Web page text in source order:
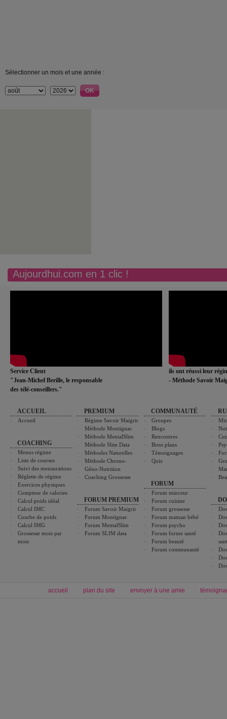
Sélectionner un mois et une année :
Aujourdhui.com en 1 clic !
Service Client
"Jean-Michel Berille, le responsable
des télé-conseillers."
ils ont réussi leur
- Méthode Savoir
ACCUEIL
Accueil
COACHING
Menus régime
Liste de courses
Suivi des mensurations
Réglette de régime
Exercices physiques
Compteur de calories
Calcul poids idéal
Calcul IMC
Courbe de poids
Calcul IMG
Grossesse mois par
mois
PREMIUM
Régime Savoir Maigrir
Méthode Montignac
Méthode MentalSlim
Méthode Slim Data
Méthodes Naturelles
Méthode Chrono-
Géno-Nutrition
Coaching Grossesse
FORUM PREMIUM
Forum Savoir Maigrir
Forum Montignac
Forum MentalSlim
Forum SLIM data
COMMUNAUTÉ
Groupes
Blogs
Rencontres
Bons plans
Témoignages
Quiz
FORUM
Forum minceur
Forum cuisine
Forum grossesse
Forum maman bébé
Forum psycho
Forum forme santé
Forum beauté
Forum communauté
accueil plan du site envoyer à une amie